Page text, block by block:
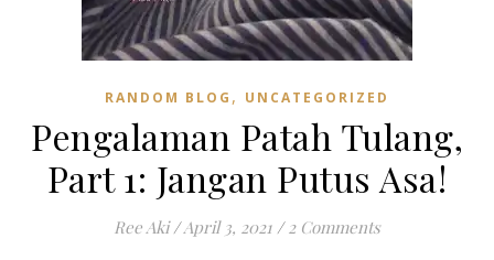
RANDOM BLOG , UNCATEGORIZED
Pengalaman Patah Tulang,
Part 1: Jangan Putus Asa!
Ree Aki /April 3, 2021 / 2 Comments